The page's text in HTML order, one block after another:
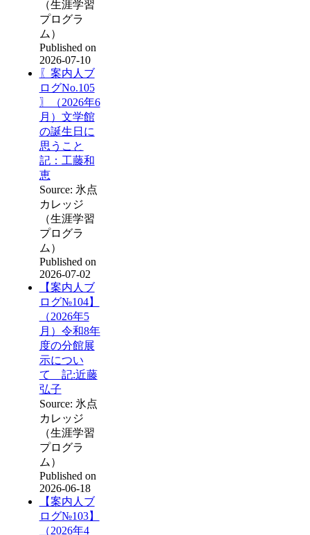
（生涯学習
プログラ
ム）
Published on
2026-07-10
〖案内人ブ
ログNo.105
〗（2026年6
月）文学館
の誕生日に
思うこと
記：工藤和
恵
Source: 氷点
カレッジ
（生涯学習
プログラ
ム）
Published on
2026-07-02
【案内人ブ
ログ№104】
（2026年5
月）令和8年
度の分館展
示につい
て 記:近藤
弘子
Source: 氷点
カレッジ
（生涯学習
プログラ
ム）
Published on
2026-06-18
【案内人ブ
ログ№103】
（2026年4